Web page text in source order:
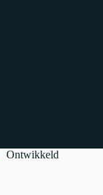
Ontwikkeld